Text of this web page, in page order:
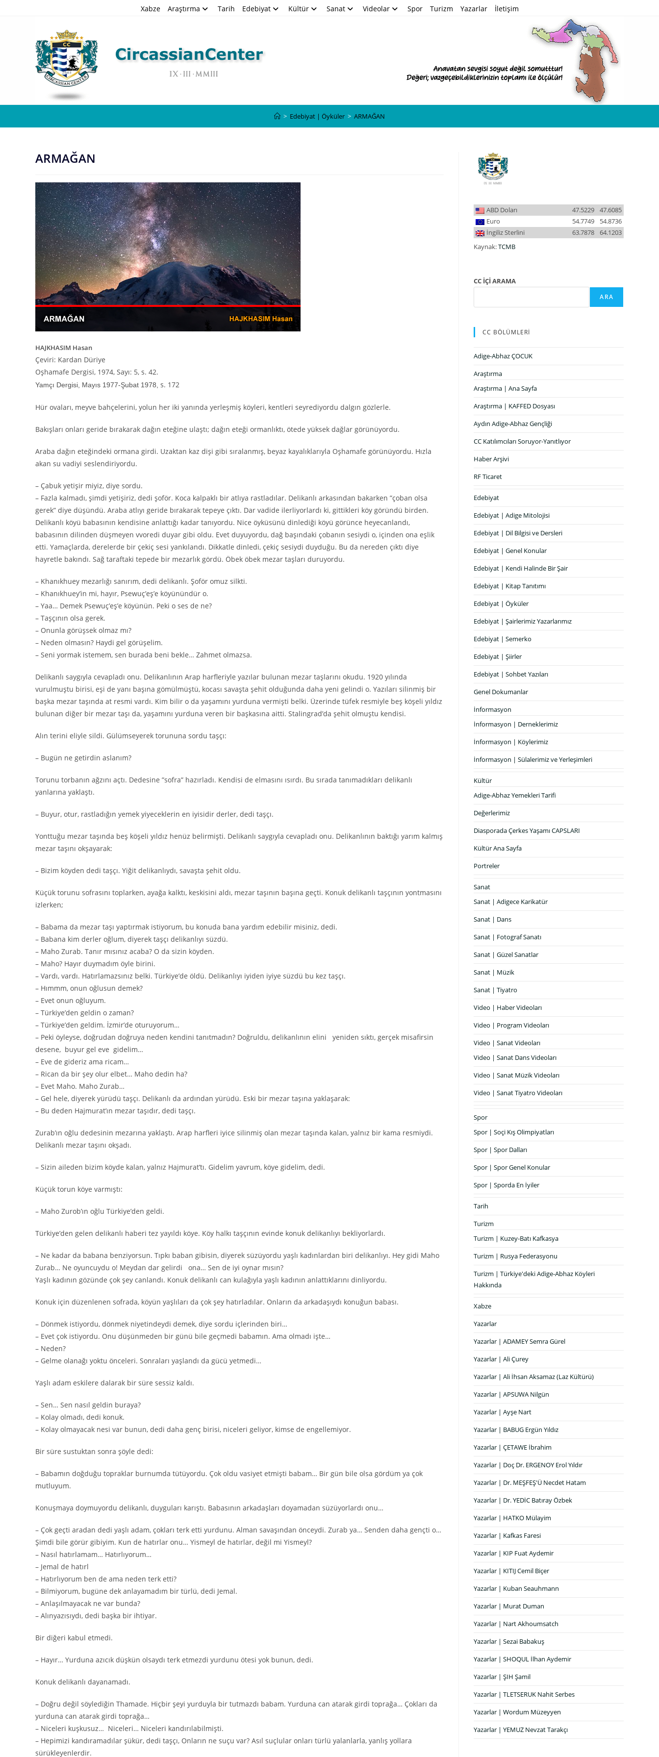
Xabze Araştırma Tarih Edebiyat Kültür Sanat Videolar Spor Turizm Yazarlar İletişim
> Edebiyat | Öyküler > ARMAĞAN
ARMAĞAN
HAJKHASIM Hasan
Çeviri: Kardan Düriye
Oşhamafe Dergisi, 1974, Sayı: 5, s. 42.
Yamçı Dergisi, Mayıs 1977-Şubat 1978, s. 172
Hür ovaları, meyve bahçelerini, yolun her iki yanında yerleşmiş köyleri, kentleri seyrediyordu dalgın gözlerle.
Bakışları onları geride bırakarak dağın eteğine ulaştı; dağın eteği ormanlıktı, ötede yüksek dağlar görünüyordu.
Araba dağın eteğindeki ormana girdi. Uzaktan kaz dişi gibi sıralanmış, beyaz kayalıklarıyla Oşhamafe görünüyordu. Hızla
akan su vadiyi seslendiriyordu.
– Çabuk yetişir miyiz, diye sordu.
– Fazla kalmadı, şimdi yetişiriz, dedi şoför. Koca kalpaklı bir atlıya rastladılar. Delikanlı arkasından bakarken ”çoban olsa
gerek” diye düşündü. Araba atlıyı geride bırakarak tepeye çıktı. Dar vadide ilerliyorlardı ki, gittikleri köy göründü birden.
Delikanlı köyü babasının kendisine anlattığı kadar tanıyordu. Nice öyküsünü dinlediği köyü görünce heyecanlandı,
babasının dilinden düşmeyen vvoredi duyar gibi oldu. Evet duyuyordu, dağ başındaki çobanın sesiydi o, içinden ona eşlik
etti. Yamaçlarda, derelerde bir çekiç sesi yankılandı. Dikkatle dinledi, çekiç sesiydi duyduğu. Bu da nereden çıktı diye
hayretle bakındı. Sağ taraftaki tepede bir mezarlık gördü. Öbek öbek mezar taşları duruyordu.
– Khanıkhuey mezarlığı sanırım, dedi delikanlı. Şoför omuz silkti.
– Khanıkhuey’in mi, hayır, Psewuç’eş’e köyünündür o.
– Yaa… Demek Psewuç’eş’e köyünün. Peki o ses de ne?
– Taşçının olsa gerek.
– Onunla görüşsek olmaz mı?
– Neden olmasın? Haydi gel görüşelim.
– Seni yormak istemem, sen burada beni bekle… Zahmet olmazsa.
Delikanlı saygıyla cevapladı onu. Delikanlının Arap harfleriyle yazılar bulunan mezar taşlarını okudu. 1920 yılında
vurulmuştu birisi, eşi de yanı başına gömülmüştü, kocası savaşta şehit olduğunda daha yeni gelindi o. Yazıları silinmiş bir
başka mezar taşında at resmi vardı. Kim bilir o da yaşamını yurduna vermişti belki. Üzerinde tüfek resmiyle beş köşeli yıldız
bulunan diğer bir mezar taşı da, yaşamını yurduna veren bir başkasına aitti. Stalingrad’da şehit olmuştu kendisi.
Alın terini eliyle sildi. Gülümseyerek torununa sordu taşçı:
– Bugün ne getirdin aslanım?
Torunu torbanın ağzını açtı. Dedesine ”sofra” hazırladı. Kendisi de elmasını ısırdı. Bu sırada tanımadıkları delikanlı
yanlarına yaklaştı.
– Buyur, otur, rastladığın yemek yiyeceklerin en iyisidir derler, dedi taşçı.
Yonttuğu mezar taşında beş köşeli yıldız henüz belirmişti. Delikanlı saygıyla cevapladı onu. Delikanlının baktığı yarım kalmış
mezar taşını okşayarak:
– Bizim köyden dedi taşçı. Yiğit delikanlıydı, savaşta şehit oldu.
Küçük torunu sofrasını toplarken, ayağa kalktı, keskisini aldı, mezar taşının başına geçti. Konuk delikanlı taşçının yontmasını
izlerken;
– Babama da mezar taşı yaptırmak istiyorum, bu konuda bana yardım edebilir misiniz, dedi.
– Babana kim derler oğlum, diyerek taşçı delikanlıyı süzdü.
– Maho Zurab. Tanır mısınız acaba? O da sizin köyden.
– Maho? Hayır duymadım öyle birini.
– Vardı, vardı. Hatırlamazsınız belki. Türkiye’de öldü. Delikanlıyı iyiden iyiye süzdü bu kez taşçı.
– Hımmm, onun oğlusun demek?
– Evet onun oğluyum.
– Türkiye’den geldin o zaman?
– Türkiye’den geldim. İzmir’de oturuyorum…
– Peki öyleyse, doğrudan doğruya neden kendini tanıtmadın? Doğruldu, delikanlının elini yeniden sıktı, gerçek misafirsin
desene, buyur gel eve gidelim…
– Eve de gideriz ama ricam…
– Rican da bir şey olur elbet… Maho dedin ha?
– Evet Maho. Maho Zurab…
– Gel hele, diyerek yürüdü taşçı. Delikanlı da ardından yürüdü. Eski bir mezar taşına yaklaşarak:
– Bu deden Hajmurat’ın mezar taşıdır, dedi taşçı.
Zurab’ın oğlu dedesinin mezarına yaklaştı. Arap harfleri iyice silinmiş olan mezar taşında kalan, yalnız bir kama resmiydi.
Delikanlı mezar taşını okşadı.
– Sizin aileden bizim köyde kalan, yalnız Hajmurat’tı. Gidelim yavrum, köye gidelim, dedi.
Küçük torun köye varmıştı:
– Maho Zurob’ın oğlu Türkiye’den geldi.
Türkiye’den gelen delikanlı haberi tez yayıldı köye. Köy halkı taşçının evinde konuk delikanlıyı bekliyorlardı.
– Ne kadar da babana benziyorsun. Tıpkı baban gibisin, diyerek süzüyordu yaşlı kadınlardan bi­ri delikanlıyı. Hey gidi Maho
Zurab… Ne oyuncuydu o! Meydan dar gelirdi ona… Sen de iyi oynar mısın?
Yaşlı kadının gözünde çok şey canlandı. Konuk delikanlı can kulağıyla yaşlı kadının anlattıklarını dinliyordu.
Konuk için düzenlenen sofrada, köyün yaşlıları da çok şey hatırladılar. Onların da arkadaşıydı konuğun babası.
– Dönmek istiyordu, dönmek niyetindeydi demek, diye sordu içlerinden biri…
– Evet çok istiyordu. Onu düşünmeden bir günü bile geçmedi babamın. Ama olmadı işte…
– Neden?
– Gelme olanağı yoktu önceleri. Sonraları yaşlandı da gücü yetmedi…
Yaşlı adam eskilere dalarak bir süre sessiz kaldı.
– Sen… Sen nasıl geldin buraya?
– Kolay olmadı, dedi konuk.
– Kolay olmayacak nesi var bunun, dedi daha genç birisi, niceleri geliyor, kimse de engellemiyor.
Bir süre sustuktan sonra şöyle dedi:
– Babamın doğduğu topraklar burnumda tütüyordu. Çok oldu vasiyet etmişti babam… Bir gün bile olsa gördüm ya çok
mutluyum.
Konuşmaya doymuyordu delikanlı, duyguları karıştı. Babasının arkadaşları doyamadan süzüyorlardı onu…
– Çok geçti aradan dedi yaşlı adam, çokları terk etti yurdunu. Alman savaşından önceydi. Zurab ya… Senden daha gençti o…
Şimdi bile görür gibiyim. Kun de hatırlar onu… Yismeyl de hatırlar, değil mi Yismeyl?
– Nasıl hatırlamam… Hatırlıyorum…
– Jemal de hatırl
– Hatırlıyorum ben de ama neden terk etti?
– Bilmiyorum, bugüne dek anlayamadım bir türlü, dedi Jemal.
– Anlaşılmayacak ne var bunda?
– Alınyazısıydı, dedi başka bir ihtiyar.
Bir diğeri kabul etmedi.
– Hayır… Yurduna azıcık düşkün olsaydı terk etmezdi yurdunu ötesi yok bunun, dedi.
Konuk delikanlı dayanamadı.
– Doğru değil söylediğin Thamade. Hiçbir şeyi yurduyla bir tutmazdı babam. Yurduna can atarak girdi toprağa… Çokları da
yurduna can atarak girdi toprağa…
– Niceleri kuşkusuz… Niceleri… Niceleri kandırılabilmişti.
– Hepimizi kandıramadılar şükür, dedi taşçı, Onların ne suçu var? Asıl suçlular onları türlü yalanlarla, yanlış yollara
sürükleyenlerdir.
ABD Doları 47.6085
47.5229
Euro
54.8736
54.7749
İngiliz Sterlini
64.1203
63.7878
Kaynak:TCMB
CC İÇİ ARAMA
ARA
CC BÖLÜMLERİ
Adige-Abhaz ÇOCUK
Araştırma
Araştırma | Ana Sayfa
Araştırma | KAFFED Dosyası
Aydın Adige-Abhaz Gençliği
CC Katılımcıları Soruyor-Yanıtlıyor
Haber Arşivi
RF Ticaret
Edebiyat
Edebiyat | Adige Mitolojisi
Edebiyat | Dil Bilgisi ve Dersleri
Edebiyat | Genel Konular
Edebiyat | Kendi Halinde Bir Şair
Edebiyat | Kitap Tanıtımı
Edebiyat | Öyküler
Edebiyat | Şairlerimiz Yazarlarımız
Edebiyat | Semerko
Edebiyat | Şiirler
Edebiyat | Sohbet Yazıları
Genel Dokumanlar
İnformasyon
İnformasyon | Derneklerimiz
İnformasyon | Köylerimiz
İnformasyon | Sülalerimiz ve Yerleşimleri
Kültür
Adige-Abhaz Yemekleri Tarifi
Değerlerimiz
Diasporada Çerkes Yaşamı CAPSLARI
Kültür Ana Sayfa
Portreler
Sanat
Sanat | Adigece Karikatür
Sanat | Dans
Sanat | Fotograf Sanatı
Sanat | Güzel Sanatlar
Sanat | Müzik
Sanat | Tiyatro
Video | Haber Videoları
Video | Program Videoları
Video | Sanat Videoları
Video | Sanat Dans Videoları
Video | Sanat Müzik Videoları
Video | Sanat Tiyatro Videoları
Spor
Spor | Soçi Kış Olimpiyatları
Spor | Spor Dalları
Spor | Spor Genel Konular
Spor | Sporda En İyiler
Tarih
Turizm
Turizm | Kuzey-Batı Kafkasya
Turizm | Rusya Federasyonu
Turizm | Türkiye'deki Adige-Abhaz Köyleri
Hakkında
Xabze
Yazarlar
Yazarlar | ADAMEY Semra Gürel
Yazarlar | Ali Çurey
Yazarlar | Ali İhsan Aksamaz (Laz Kültürü)
Yazarlar | APSUWA Nilgün
Yazarlar | Ayşe Nart
Yazarlar | BABUG Ergün Yıldız
Yazarlar | ÇETAWE İbrahim
Yazarlar | Doç Dr. ERGENOY Erol Yıldır
Yazarlar | Dr. MEŞFEŞ'Ü Necdet Hatam
Yazarlar | Dr. YEDİC Batıray Özbek
Yazarlar | HATKO Mülayim
Yazarlar | Kafkas Faresi
Yazarlar | KIP Fuat Aydemir
Yazarlar | KITIJ Cemil Biçer
Yazarlar | Kuban Seauhmann
Yazarlar | Murat Duman
Yazarlar | Nart Akhoumsatch
Yazarlar | Sezai Babakuş
Yazarlar | SHOQUL İlhan Aydemir
Yazarlar | ŞIH Şamil
Yazarlar | TLETSERUK Nahit Serbes
Yazarlar | Wordum Müzeyyen
Yazarlar | YEMUZ Nevzat Tarakçı